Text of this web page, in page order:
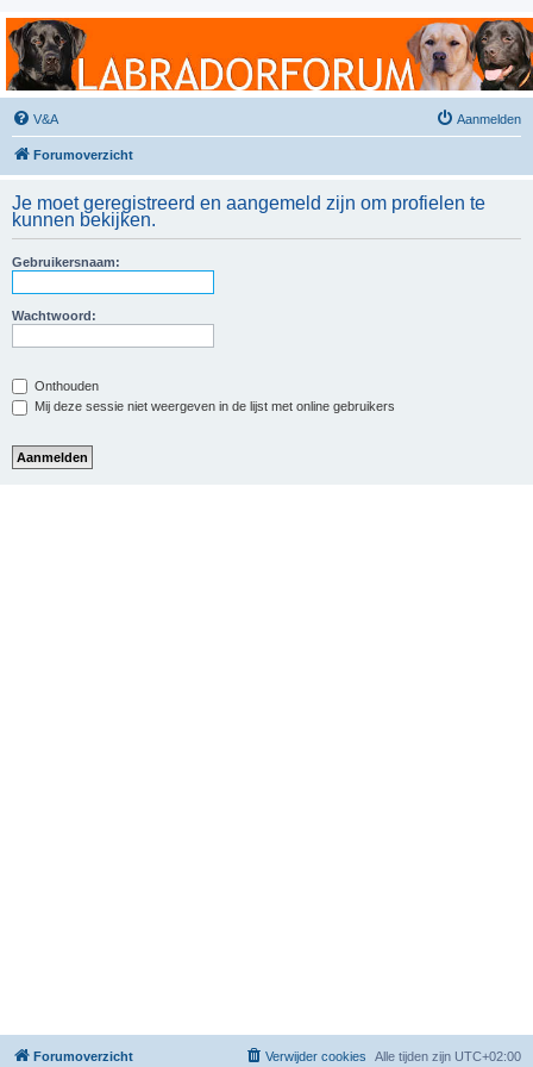
Labradorforum
Het gezelligste Labradorforum van Nederland en België!
V&A Aanmelden
Forumoverzicht
Je moet geregistreerd en aangemeld zijn om profielen te
kunnen bekijken.
Gebruikersnaam:
Wachtwoord:
Onthouden
Mij deze sessie niet weergeven in de lijst met online gebruikers
Forumoverzicht Alle tijden zijn UTC+02:00
Verwijder cookies